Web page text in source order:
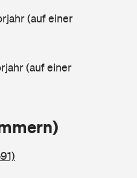
(auf einer
(auf einer